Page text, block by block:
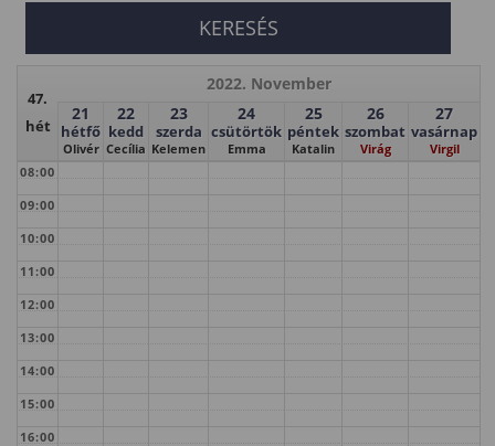
47.
hét
2022. November
21
hétfő
Olivér
22
kedd
Cecília
23
szerda
Kelemen
24
csütörtök
Emma
25
péntek
Katalin
26
szombat
Virág
27
vasárnap
Virgil
08:00
09:00
10:00
11:00
12:00
13:00
14:00
15:00
16:00